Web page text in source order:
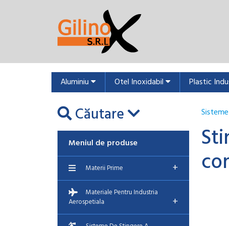
Aluminiu Otel Inoxidabil Plastic
Căutare
Meniul de produse
Materii Prime +
Materiale Pentru Industria
Aerospetiala
+